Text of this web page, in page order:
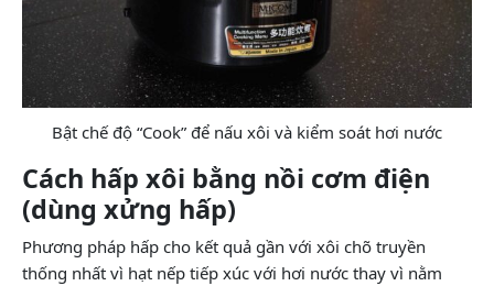
Bật chế độ “Cook” để nấu xôi và kiểm soát hơi nước
Cách hấp xôi bằng nồi cơm điện
(dùng xửng hấp)
Phương pháp hấp cho kết quả gần với xôi chõ truyền
thống nhất vì hạt nếp tiếp xúc với hơi nước thay vì nằm